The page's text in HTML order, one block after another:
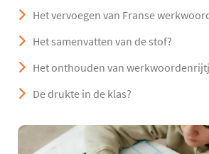
Het vervoegen van Franse
Het samenvatten van de stof?
Het onthouden van
De drukte in de klas?